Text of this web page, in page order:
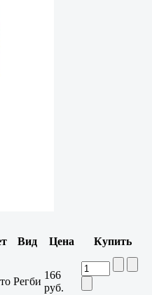
Вид Цена Купить
Регби
166
руб.